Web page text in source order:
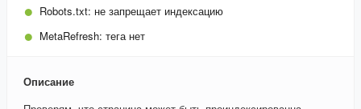
Robots.txt: не запрещает индексацию
MetaRefresh: тега нет
Описание